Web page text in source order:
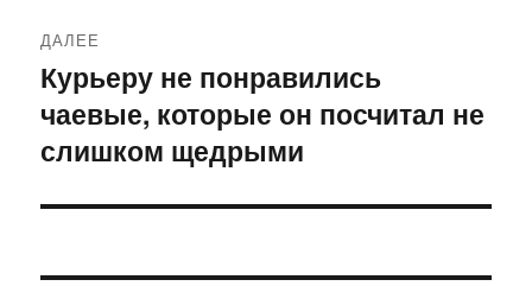
ДАЛЕЕ
Следующая
запись:
Курьеру не понравились
чаевые, которые он посчитал не
слишком щедрыми